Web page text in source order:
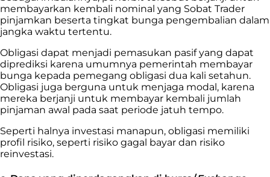
membayarkan kembali nominal yang Sobat Trader
pinjamkan beserta tingkat bunga pengembalian dalam
jangka waktu tertentu.
Obligasi dapat menjadi pemasukan pasif yang dapat
diprediksi karena umumnya pemerintah membayar
bunga kepada pemegang obligasi dua kali setahun.
Obligasi juga berguna untuk menjaga modal, karena
mereka berjanji untuk membayar kembali jumlah
pinjaman awal pada saat periode jatuh tempo.
Seperti halnya investasi manapun, obligasi memiliki
profil risiko, seperti risiko gagal bayar dan risiko
reinvestasi.